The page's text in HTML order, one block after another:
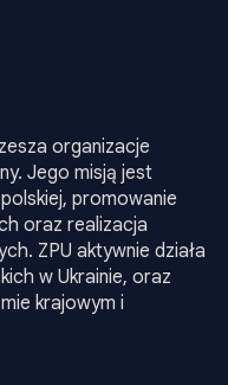
organizacje
Jego misją jest
promowanie
oraz realizacja
ZPU aktywnie działa
w Ukrainie, oraz
krajowym i